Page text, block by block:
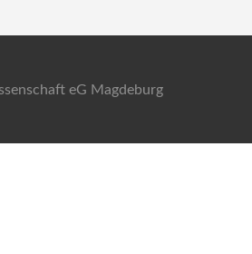
eG Magdeburg